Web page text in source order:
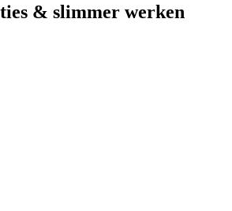
& slimmer werken